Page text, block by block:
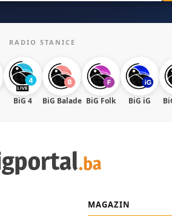
RADIO STANICE
BiG 4 BiG Balade BiG Folk BiG iG
MAGAZIN